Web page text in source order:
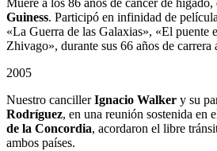
Guiness. Participó en infinidad de
«La Guerra de las Galaxias», «El
Zhivago», durante sus 66 años de carrera
2005
Nuestro cancillerIgnacio Walker y su
Rodríguez, en una reunión sostenida en
de la Concordia, acordaron el libre
ambos países.